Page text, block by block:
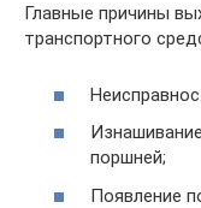
Главные причины
транспортного
поршней;
Появление